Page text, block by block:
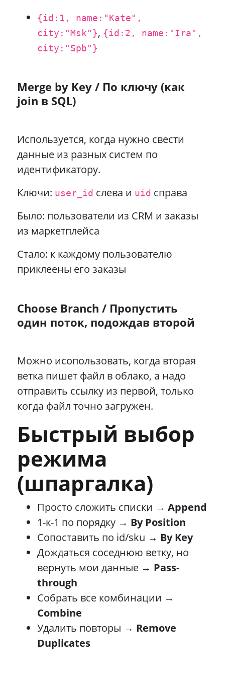
{id:1, name:"Kate",
city:"Msk"}, {id:2, name:"Ira",
city:"Spb"}
Merge by Key / По ключу (как
join в SQL)
Используется, когда нужно свести
данные из разных систем по
идентификатору.
Ключи: user_id слева и uid справа
Было: пользователи из CRM и заказы
из маркетплейса
Стало: к каждому пользователю
приклеены его заказы
Choose Branch / Пропустить
один поток, подождав второй
Можно исопользовать, когда вторая
ветка пишет файл в облако, а надо
отправить ссылку из первой, только
когда файл точно загружен.
Быстрый выбор
режима
(шпаргалка)
Просто сложить списки → Append
1-к-1 по порядку → By Position
Сопоставить по id/sku → By Key
Дождаться соседнюю ветку, но
вернуть мои данные → Pass-
through
Собрать все комбинации →
Combine
Удалить повторы → Remove
Duplicates